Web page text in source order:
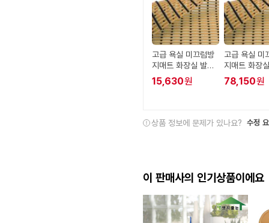
고급 욕실 미끄럼방
지매트 화장실 발판
120cm x 50cm
15,630원
고급 욕실 미
지매트 화장
120cm x
78,150원
상품 정보에 문제가 있나요? 수정
이 판매사의 인기상품이에요